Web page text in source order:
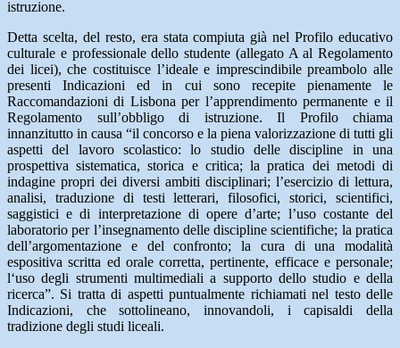
istruzione.
Detta scelta, del resto, era stata compiuta già nel Profilo educativo
culturale e professionale dello studente (allegato A al Regolamento
dei licei), che costituisce l’ideale e imprescindibile preambolo alle
presenti Indicazioni ed in cui sono recepite pienamente le
Raccomandazioni di Lisbona per l’apprendimento permanente e il
Regolamento sull’obbligo di istruzione. Il Profilo chiama
innanzitutto in causa “il concorso e la piena valorizzazione di tutti gli
aspetti del lavoro scolastico: lo studio delle discipline in una
prospettiva sistematica, storica e critica; la pratica dei metodi di
indagine propri dei diversi ambiti disciplinari; l’esercizio di lettura,
analisi, traduzione di testi letterari, filosofici, storici, scientifici,
saggistici e di interpretazione di opere d’arte; l’uso costante del
laboratorio per l’insegnamento delle discipline scientifiche; la pratica
dell’argomentazione e del confronto; la cura di una modalità
espositiva scritta ed orale corretta, pertinente, efficace e personale;
l‘uso degli strumenti multimediali a supporto dello studio e della
ricerca”. Si tratta di aspetti puntualmente richiamati nel testo delle
Indicazioni, che sottolineano, innovandoli, i capisaldi della
tradizione degli studi liceali.